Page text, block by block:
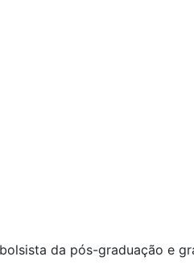
da pós-graduação e